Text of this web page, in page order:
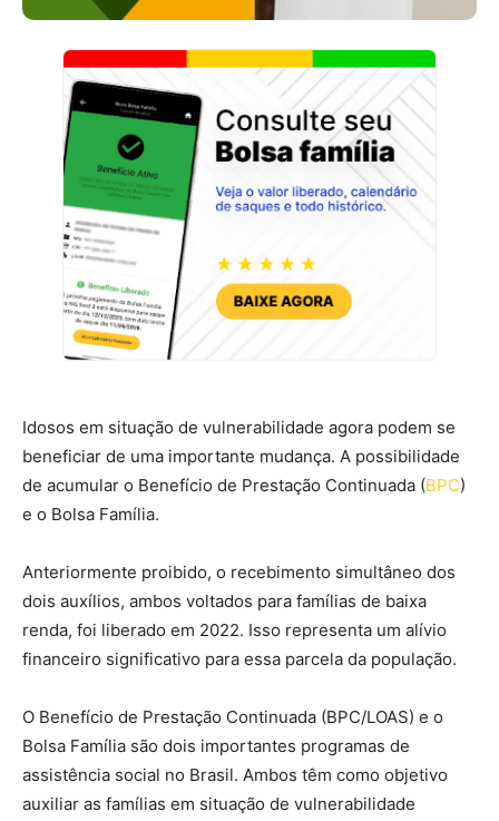
Idosos em situação de vulnerabilidade agora podem se
beneficiar de uma importante mudança. A possibilidade
de acumular o Benefício de Prestação Continuada (BPC)
e o Bolsa Família.
Anteriormente proibido, o recebimento simultâneo dos
dois auxílios, ambos voltados para famílias de baixa
renda, foi liberado em 2022. Isso representa um alívio
financeiro significativo para essa parcela da população.
O Benefício de Prestação Continuada (BPC/LOAS) e o
Bolsa Família são dois importantes programas de
assistência social no Brasil. Ambos têm como objetivo
auxiliar as famílias em situação de vulnerabilidade